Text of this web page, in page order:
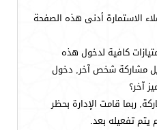
الاستمارة أدنى هذه الصفحة
كافية لدخول هذه
مشاركة شخص آخر, دخول
آخر؟
ربما قامت الإدارة بحظر
تفعيله بعد.